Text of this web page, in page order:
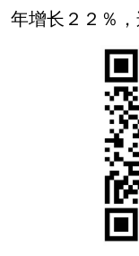
年增长２２％